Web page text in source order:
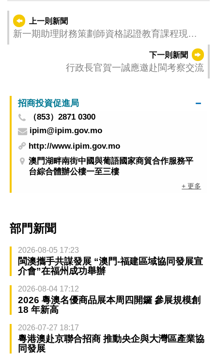
上一則新聞
新一期助理財務策劃師資格認證教育課程現正
下一則新聞
行政長官賀一誠應邀赴閩考察交流
招商投資促進局
（853）2871 0300
ipim@ipim.gov.mo
http://www.ipim.gov.mo
澳門湖畔南街中國與葡語國家商貿合作服務平
台綜合體辦公樓一至三樓
+ 更多
部門新聞
2026-08-05 17:23
閩澳攜手共謀發展 “澳門-福建區域協同發展宣
介會”在福州成功舉辦
2026-08-04 17:12
2026 粵澳名優商品展本周四開鑼 參展規模創
18 年新高
2026-07-27 18:17
粵港澳赴京聯合招商 推動央企與大灣區產業協
同發展